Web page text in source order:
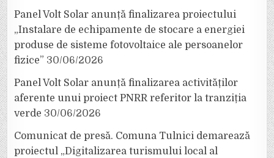
Panel Volt Solar anunță finalizarea proiectului
„Instalare de echipamente de stocare a energiei
produse de sisteme fotovoltaice ale persoanelor
fizice” 30/06/2026
Panel Volt Solar anunță finalizarea activităților
aferente unui proiect PNRR referitor la tranziția
verde 30/06/2026
Comunicat de presă. Comuna Tulnici demarează
proiectul „Digitalizarea turismului local al